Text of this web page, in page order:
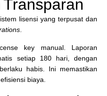
lisensi yang terpusat dan
key manual. Laporan
setiap 180 hari, dengan
habis. Ini memastikan
biaya.